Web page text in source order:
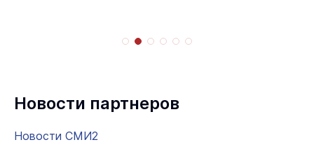
Новости партнеров
Новости СМИ2